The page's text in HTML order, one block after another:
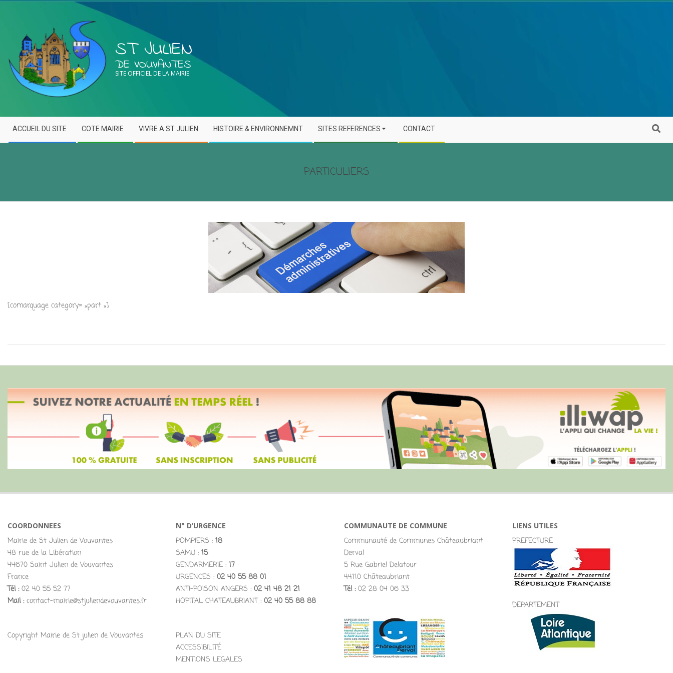
ST JULIEN
DE VOUVANTES
SITE OFFICIEL DE LA MAIRIE
ACCUEIL DU SITE COTE MAIRIE VIVRE A ST JULIEN HISTOIRE & ENVIRONNEMNT SITES REFERENCES CONTACT
PARTICULIERS
[comarquage category= »part »]
COORDONNEES
Mairie de St Julien de Vouvantes
48 rue de la Libération
44670 Saint Julien de Vouvantes
France
Tél :02 40 55 52 77
Mail :contact-mairie@stjuliendevouvantes.fr
Copyright Mairie de St julien de Vouvantes
N° D’URGENCE
POMPIERS : 18
SAMU : 15
GENDARMERIE : 17
URGENCES : 02 40 55 88 01
ANTI-POISON ANGERS : 02 41 48 21 21
HOPITAL CHATEAUBRIANT : 02 40 55 88 88
PLAN DU SITE
ACCESSIBILITÉ
MENTIONS LEGALES
COMMUNAUTE DE COMMUNE
Communauté de Communes Châteaubriant
Derval
5 Rue Gabriel Delatour
44110 Châteaubriant
Tél :02 28 04 06 33
LIENS UTILES
PREFECTURE
DEPARTEMENT